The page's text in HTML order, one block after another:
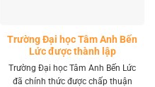
Trường Đại học Tâm Anh Bến
Lức được thành lập
Trường Đại học Tâm Anh Bến Lức
đã chính thức được chấp thuận